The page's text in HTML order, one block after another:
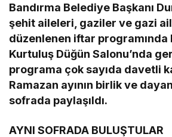
Bandırma Belediye Başkanı
şehit aileleri, gaziler ve gazi
düzenlenen iftar
Kurtuluş Düğün Salonu’nda
programa çok sayıda davetli
Ramazan ayının birlik ve
sofrada paylaşıldı.
AYNI SOFRADA BULUŞTULAR